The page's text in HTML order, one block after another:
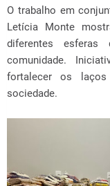
O trabalho em
Letícia Monte
diferentes
comunidade.
fortalecer os
sociedade.